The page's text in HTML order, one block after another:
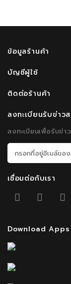
ข้อมูลร้านค้า
บัญชีผู้ใช้
ติดต่อร้านค้า
ลงทะเบียนรับข่าว
ลงทะเบียนเพื่อรับข่า
เชื่อมต่อกับเรา
Download Apps